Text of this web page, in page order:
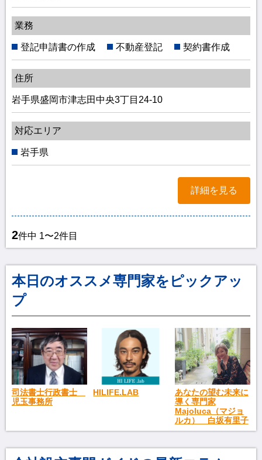
業務
登記申請書の作成 不動産登記 契約書作成
住所
岩手県盛岡市津志田中央3丁目24-10
対応エリア
岩手県
詳細を見る
2件中 1〜2件目
本日のオススメ専門家をピックアッ
プ
司法書士行政書士
児玉事務所
HILIFE.LAB
あなたの望む未来に
導く専門家
Majoluca（マジョ
ルカ） 白坂有里子